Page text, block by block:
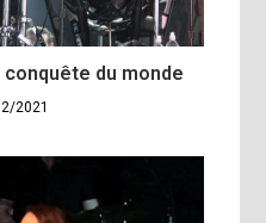
conquête du monde
2021